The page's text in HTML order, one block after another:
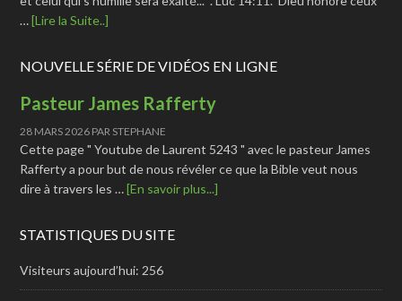
…[Lire la Suite..]
NOUVELLE SÉRIE DE VIDÉOS EN LIGNE
Pasteur James Rafferty
28 MARS 2026 PAR STEPHANE
Cette page " Youtube de Laurent 5243 " avec le pasteur James
Rafferty a pour but de nous révéler ce que la Bible veut nous
dire à travers les …[En savoir plus...]
STATISTIQUES DU SITE
Visiteurs aujourd’hui: 256